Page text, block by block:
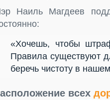
Наиль Магдеев
«Хочешь, чтобы
Правила существуют
беречь чистоту в
всех